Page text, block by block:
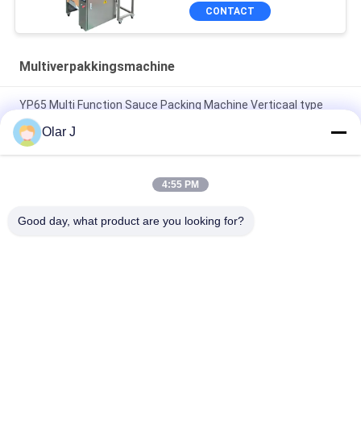
CONTACT
Multiverpakkingsmachine
YP65 Multi Function Sauce Packing Machine Verticaal type
Salad Sauce IJspakket Silicone olie
2600W 15KHZ Normative Plastic Welding Machine MP -
chocoladebonen Noten Snacks
Olar J
4:55 PM
Good day, what product are you looking for?